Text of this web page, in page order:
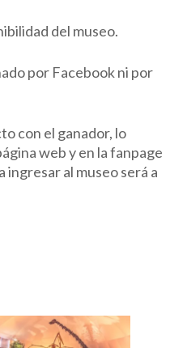
del museo.
por Facebook ni por
con el ganador, lo
web y en la fanpage
ingresar al museo será a